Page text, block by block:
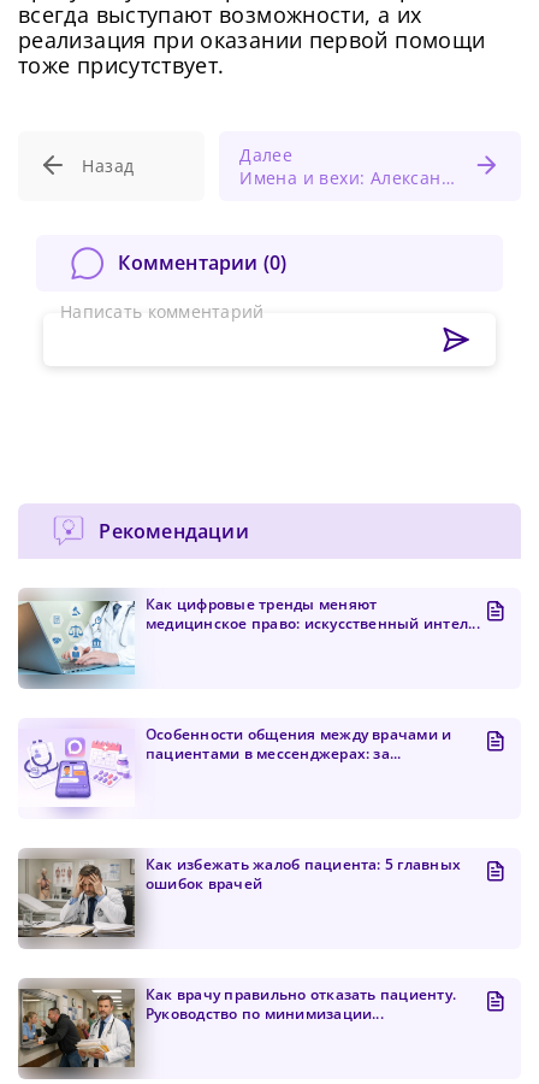
всегда выступают возможности, а их
реализация при оказании первой помощи
тоже присутствует.
Назад
Далее
Имена и вехи: Александр Рыжих – основоположник российской колопроктологии
Комментарии (0)
Написать комментарий
Рекомендации
Как цифровые тренды меняют
медицинское право: искусственный интел...
Особенности общения между врачами и
пациентами в мессенджерах: за...
Как избежать жалоб пациента: 5 главных
ошибок врачей
Как врачу правильно отказать пациенту.
Руководство по минимизации...